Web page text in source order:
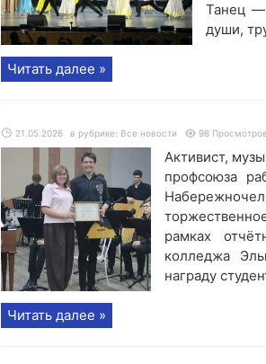
Танец —
души,
Читать далее »
21.05.2026 в рубрике: Все новости 98 Просмотров
Активист,
профсоюза
рамках
колледжа
награду
Читать далее »